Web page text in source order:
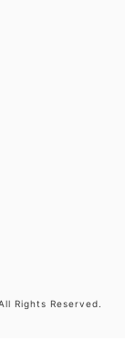
Rights Reserved.